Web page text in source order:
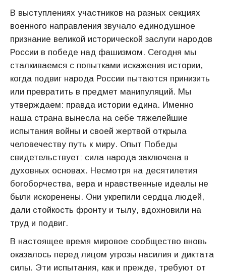
В выступлениях участников на разных секциях
военного направления звучало единодушное
признание великой исторической заслуги народов
России в победе над фашизмом. Сегодня мы
сталкиваемся с попытками искажения истории,
когда подвиг народа России пытаются принизить
или превратить в предмет манипуляций. Мы
утверждаем: правда истории едина. Именно
наша страна вынесла на себе тяжелейшие
испытания войны и своей жертвой открыла
человечеству путь к миру. Опыт Победы
свидетельствует: сила народа заключена в
духовных основах. Несмотря на десятилетия
богоборчества, вера и нравственные идеалы не
были искоренены. Они укрепили сердца людей,
дали стойкость фронту и тылу, вдохновили на
труд и подвиг.
В настоящее время мировое сообщество вновь
оказалось перед лицом угрозы насилия и диктата
силы. Эти испытания, как и прежде, требуют от